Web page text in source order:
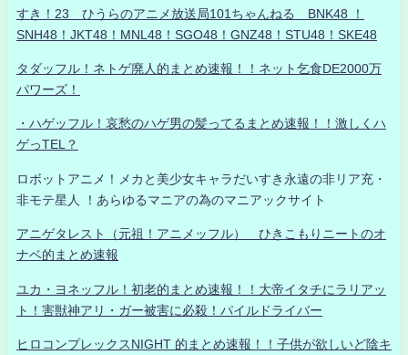
すき！23 ひうらのアニメ放送局101ちゃんねる BNK48 ！
SNH48！JKT48！MNL48！SGO48！GNZ48！STU48！SKE48
タダッフル！ネトゲ廃人的まとめ速報！！ネット乞食DE2000万
パワーズ！
・ハゲッフル！哀愁のハゲ男の髪ってるまとめ速報！！激しくハ
ゲっTEL？
ロボットアニメ！メカと美少女キャラだいすき永遠の非リア充・
非モテ星人 ！あらゆるマニアの為のマニアックサイト
アニゲタレスト（元祖！アニメッフル） ひきこもりニートのオ
ナベ的まとめ速報
ユカ・ヨネッフル！初老的まとめ速報！！大帝イタチにラリアッ
ト！害獣神アリ・ガー被害に必殺！パイルドライバー
ヒロコンプレックスNIGHT 的まとめ速報！！子供が欲しいど陰キ